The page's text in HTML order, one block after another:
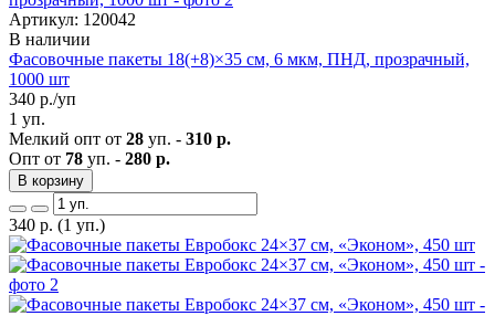
Артикул: 120042
В наличии
Фасовочные пакеты 18(+8)×35 см, 6 мкм, ПНД, прозрачный,
1000 шт
340 р./уп
1 уп.
Мелкий опт от 28 уп. - 310 р.
Опт от 78 уп. - 280 р.
В корзину
340 р. (1 уп.)